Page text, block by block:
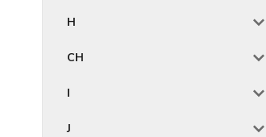
H
CH
I
J